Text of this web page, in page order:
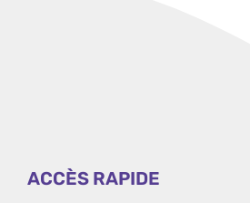
ACCÈS RAPIDE